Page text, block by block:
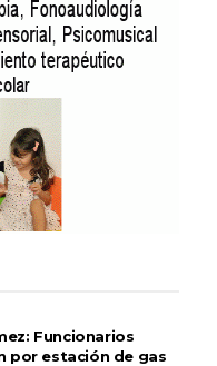
Funcionarios
por estación de gas